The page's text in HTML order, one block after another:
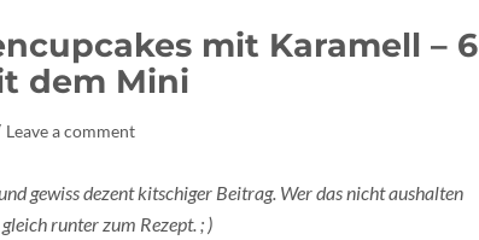
mit Karamell – 6
dem Mini
Leave a comment
gewiss dezent kitschiger Beitrag. Wer das nicht aushalten
runter zum Rezept. ; )